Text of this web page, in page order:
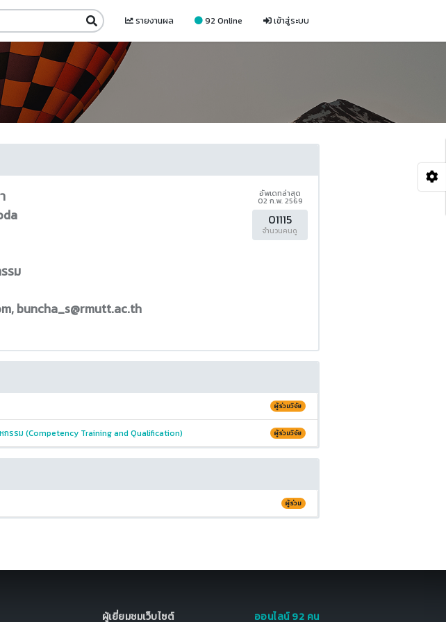
รายงานผล 92 Online เข้าสู่ระบบ
รม
buncha_s@rmutt.ac.th
อัพเดทล่าสุด
02 ก.พ. 2569
01115
จำนวนคนดู
ผู้ร่วมวิจัย
รรม (Competency Training and Qualification) ผู้ร่วมวิจัย
ผู้ร่วม
ผู้เยี่ยมชมเว็บไซต์ ออนไลน์ 92 คน